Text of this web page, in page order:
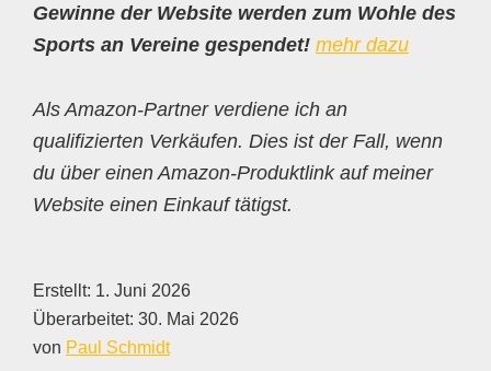
Gewinne der Website werden zum Wohle des
Sports an Vereine gespendet! mehr dazu
Als Amazon-Partner verdiene ich an
qualifizierten Verkäufen. Dies ist der Fall, wenn
du über einen Amazon-Produktlink auf meiner
Website einen Einkauf tätigst.
Erstellt: 1. Juni 2026
Überarbeitet: 30. Mai 2026
von Paul Schmidt